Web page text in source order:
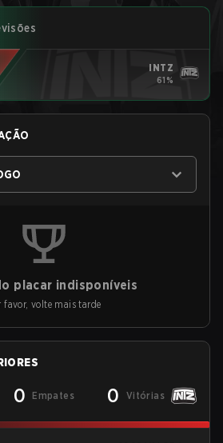
INTZ
61%
placar indisponíveis
favor, volte mais tarde
0 Empates 0 Vitórias